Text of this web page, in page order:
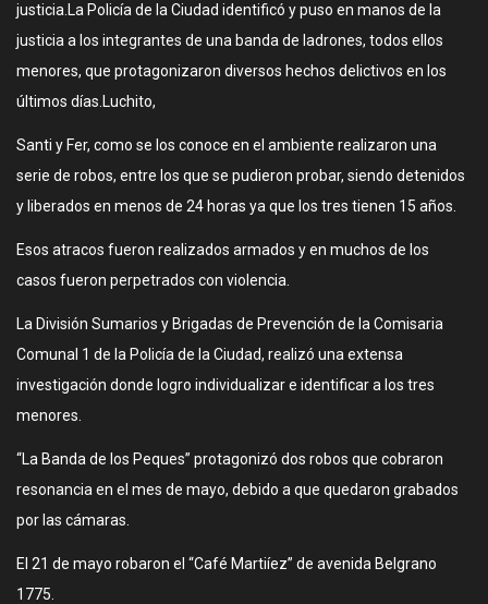
justicia.La Policía de la Ciudad identificó y puso en manos de la
justicia a los integrantes de una banda de ladrones, todos ellos
menores, que protagonizaron diversos hechos delictivos en los
últimos días.Luchito,
Santi y Fer, como se los conoce en el ambiente realizaron una
serie de robos, entre los que se pudieron probar, siendo detenidos
y liberados en menos de 24 horas ya que los tres tienen 15 años.
Esos atracos fueron realizados armados y en muchos de los
casos fueron perpetrados con violencia.
La División Sumarios y Brigadas de Prevención de la Comisaria
Comunal 1 de la Policía de la Ciudad, realizó una extensa
investigación donde logro individualizar e identificar a los tres
menores.
“La Banda de los Peques” protagonizó dos robos que cobraron
resonancia en el mes de mayo, debido a que quedaron grabados
por las cámaras.
El 21 de mayo robaron el “Café Martiíez” de avenida Belgrano
1775.